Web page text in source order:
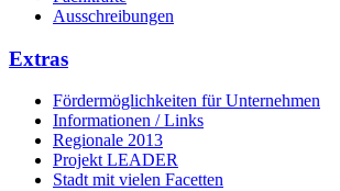
Ausschreibungen
Extras
Fördermöglichkeiten für Unternehmen
Informationen / Links
Regionale 2013
Projekt LEADER
Stadt mit vielen Facetten